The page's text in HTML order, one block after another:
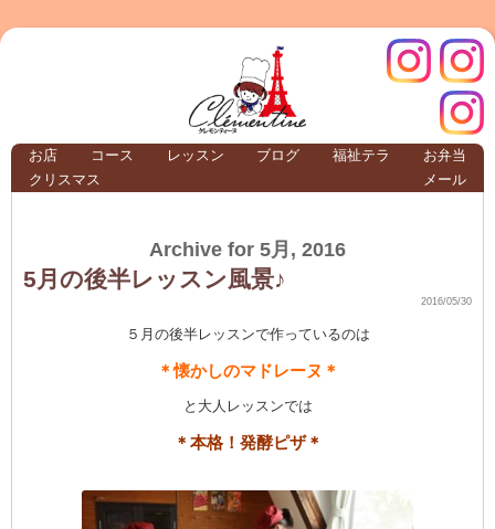
クレモンティーヌ –
お店 コース レッスン ブログ 福祉テラ
お弁当
クリスマス
メール
インス
クレモ
Archive for 5月, 2016
5月の後半レッスン風景♪
2016/05/30
５月の後半レッスンで作っているのは
＊懐かしのマドレーヌ＊
と大人レッスンでは
＊本格！発酵ピザ＊